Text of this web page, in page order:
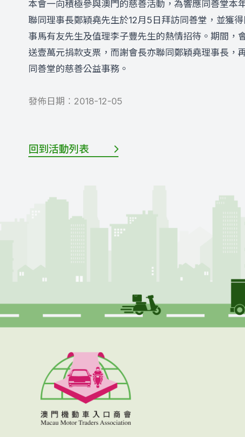
本會一向積極參與澳門的慈善活動，為響應同善堂本
聯同理事長鄭穎堯先生於12月5日拜訪同善堂，並獲得
事馬有友先生及值理李子豐先生的熱情招待。期間，
送壹萬元捐款支票，而謝會長亦聯同鄭穎堯理事長，
同善堂的慈善公益事務。
發佈日期︰ 2018-12-05
回到活動列表